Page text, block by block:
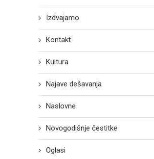
Izdvajamo
Kontakt
Kultura
Najave dešavanja
Naslovne
Novogodišnje čestitke
Oglasi